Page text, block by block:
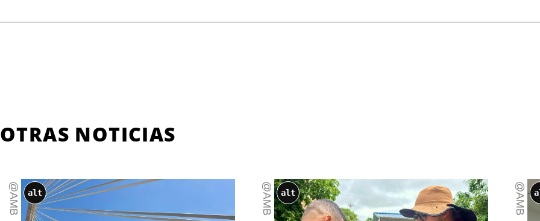
OTRAS NOTICIAS
@AMB alt @AMB alt @AMB